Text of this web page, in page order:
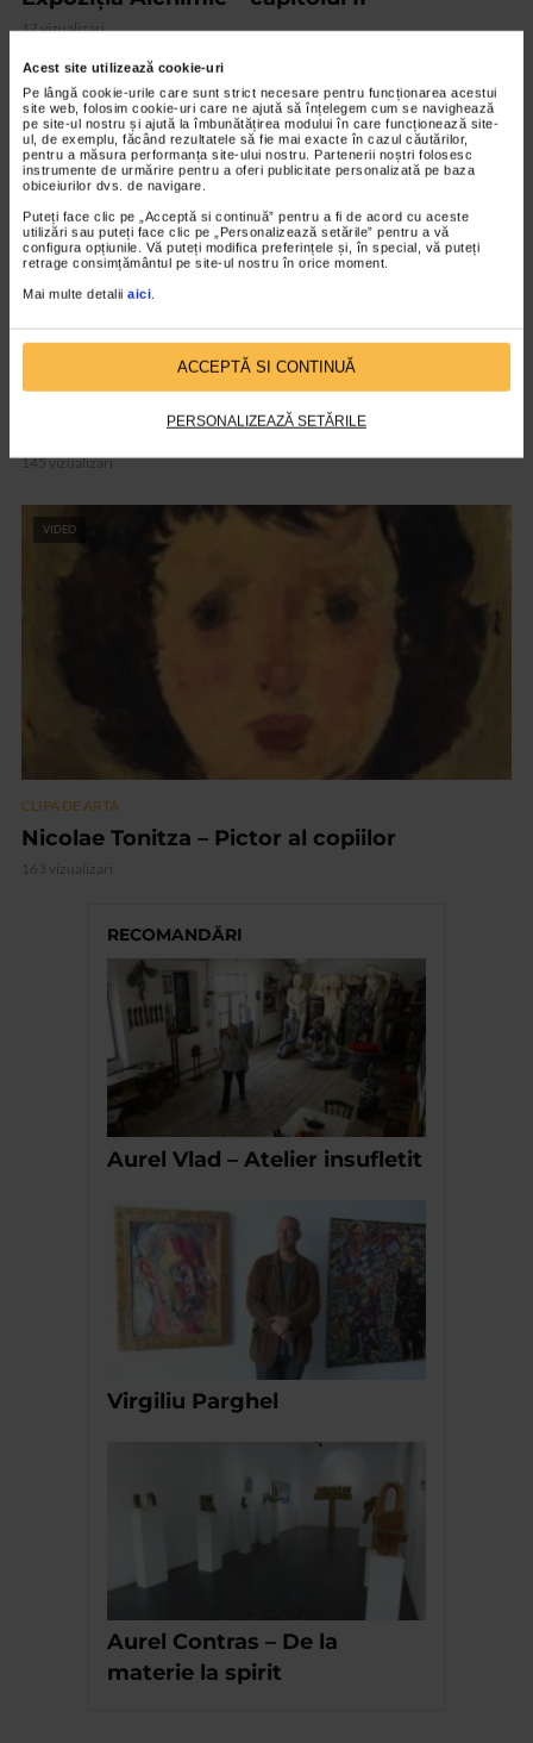
Acest site utilizează cookie-uri
Pe lângă cookie-urile care sunt strict necesare pentru funcționarea acestui
site web, folosim cookie-uri care ne ajută să înțelegem cum se navighează
pe site-ul nostru și ajută la îmbunătățirea modului în care funcționează site-
ul, de exemplu, făcând rezultatele să fie mai exacte în cazul căutărilor,
pentru a măsura performanța site-ului nostru. Partenerii noștri folosesc
instrumente de urmărire pentru a oferi publicitate personalizată pe baza
obiceiurilor dvs. de navigare.
Puteți face clic pe „Acceptă si continuă” pentru a fi de acord cu aceste
utilizări sau puteți face clic pe „Personalizează setările” pentru a vă
configura opțiunile. Vă puteți modifica preferințele și, în special, vă puteți
retrage consimțământul pe site-ul nostru în orice moment.
Mai multe detalii aici
ACCEPTĂ SI CONTINUĂ
PERSONALIZEAZĂ SETĂRILE
17 vizualizari
VIDEO
„Invisible Garden #2”
145 vizualizari
VIDEO
CLIPA DE ARTA
Nicolae Tonitza – Pictor al copiilor
163 vizualizari
RECOMANDĂRI
Aurel Vlad – Atelier insufletit
Virgiliu Parghel
Aurel Contras – De la
materie la spirit